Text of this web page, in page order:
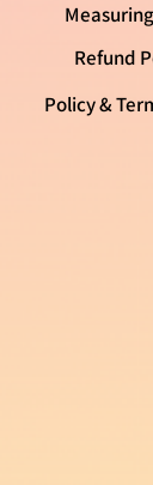
Refund
Policy &